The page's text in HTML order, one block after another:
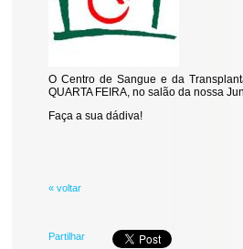
O Centro de Sangue e da
QUARTA FEIRA, no salão da nossa
Faça a sua dádiva!
« voltar
Partilhar